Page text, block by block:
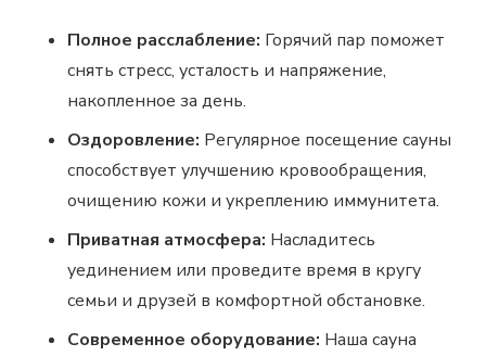
Полное расслабление: Горячий пар поможет
снять стресс, усталость и напряжение,
накопленное за день.
Оздоровление: Регулярное посещение сауны
способствует улучшению кровообращения,
очищению кожи и укреплению иммунитета.
Приватная атмосфера: Насладитесь
уединением или проведите время в кругу
семьи и друзей в комфортной обстановке.
Современное оборудование: Наша сауна